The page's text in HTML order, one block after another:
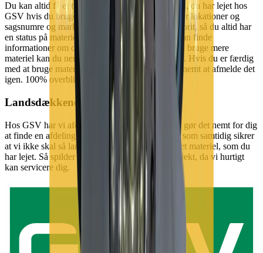
Du kan altid få et totalt overblik over det materiel, du har lejet hos
GSV hvis du bruger vores app. Du kan søge efter lokationer og
sagsnumre og markere dine byggesager som favorit, så du altid har
en status på materiellet på dine byggesites. Du kan finde
informationer om de enkelte maskiner og skal du bruge mere
materiel kan du nemt og hurtigt booke via appen. Hvis du er færdig
med at bruge materiellet er det lige så hurtigt og nemt at afmelde det
igen. 100% overblik på mobilen - det er smart.
Landsdækkende service
Hos GSV har vi afdelinger i hele landet, hvilket gør det nemt for dig
at finde en afdeling tæt på dig og dit projekt, og som samtidig sikrer
at vi ikke skal så langt, hvis vi skal have udskiftet materiel, som du
har lejet. Så spilder vi ikke kostbar tid på dit projekt, da vi hurtigt
kan servicere dig.